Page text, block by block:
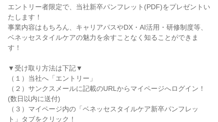
エントリー者限定で、当社新卒パンフレット(PDF)をプレゼントい
たします！
事業内容はもちろん、キャリアパスやDX・AI活用・研修制度等、
ベネッセスタイルケアの魅力を余すことなく知ることができま
す！
▼受け取り方法は下記▼
（１）当社へ「エントリー」
（２）サンクスメールに記載のURLからマイページへログイン！
(数日以内に送付)
（３）マイページ内の「ベネッセスタイルケア新卒パンフレッ
ト」タブをクリック！